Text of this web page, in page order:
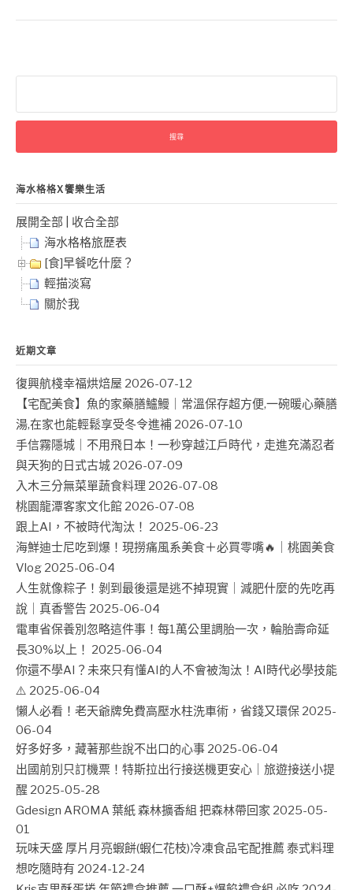
關
字:
海水格格X饗樂生活
展開全部
收合全部
海水格格旅歷表
[食]早餐吃什麼？
輕描淡寫
關於我
近期文章
復興航棧幸福烘焙屋 2026-07-12
【宅配美食】魚的家藥膳鱸鰻｜常溫保存超方便,一碗暖心藥膳
湯,在家也能輕鬆享受冬令進補 2026-07-10
手信霧隱城｜不用飛日本！一秒穿越江戶時代，走進充滿忍者
與天狗的日式古城 2026-07-09
入木三分無菜單蔬食料理 2026-07-08
桃園龍潭客家文化館 2026-07-08
跟上AI，不被時代淘汰！ 2025-06-23
海鮮迪士尼吃到爆！現撈痛風系美食＋必買零嘴🔥｜桃園美食
Vlog 2025-06-04
人生就像粽子！剝到最後還是逃不掉現實｜減肥什麼的先吃再
說｜真香警告 2025-06-04
電車省保養別忽略這件事！每1萬公里調胎一次，輪胎壽命延
長30%以上！ 2025-06-04
你還不學AI？未來只有懂AI的人不會被淘汰！AI時代必學技能
⚠️ 2025-06-04
懶人必看！老天爺牌免費高壓水柱洗車術，省錢又環保 2025-
06-04
好多好多，藏著那些說不出口的心事 2025-06-04
出國前別只訂機票！特斯拉出行接送機更安心｜旅遊接送小提
醒 2025-05-28
Gdesign AROMA 葉紙 森林擴香組 把森林帶回家 2025-05-
01
玩味天盛 厚片月亮蝦餅(蝦仁花枝)冷凍食品宅配推薦 泰式料理
想吃隨時有 2024-12-24